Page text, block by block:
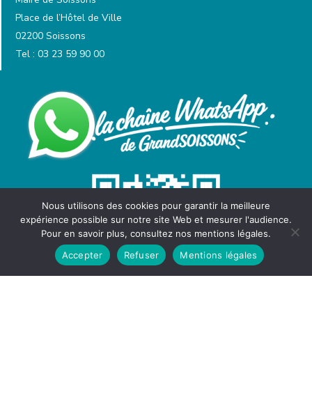
Place de l’Hôtel de Ville
02200 Soissons
Tel : 03 23 59 90 00
Nous utilisons des cookies pour garantir la meilleure
expérience possible sur notre site Web et mesurer l'audience.
Pour en savoir plus, consultez nos mentions légales.
Accepter
Refuser Mentions légales